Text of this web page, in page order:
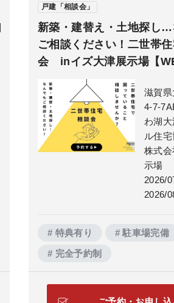
新築・建替え・土地探し…
ご相談ください！二世帯
会 inイズ大津展示場【
戸建「相談会」
滋賀
4-7-
わ湖
ル住
株式
示場
2026/
2026/
# 特典有り
# 駐車場完備
# 完全予約制